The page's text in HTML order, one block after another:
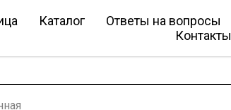
Каталог
Ответы на вопросы
Контакты